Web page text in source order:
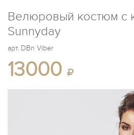
Велюровый костюм с
Sunnyday
арт. DBn Viber
13000